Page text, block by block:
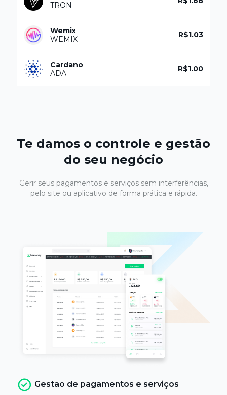
TRON
Wemix
WEMIX
R$1.03
Cardano
ADA
R$1.00
Te damos o controle e gestão
do seu negócio
Gerir seus pagamentos e serviços sem interferências,
pelo site ou aplicativo de forma prática e rápida.
Gestão de pagamentos e serviços